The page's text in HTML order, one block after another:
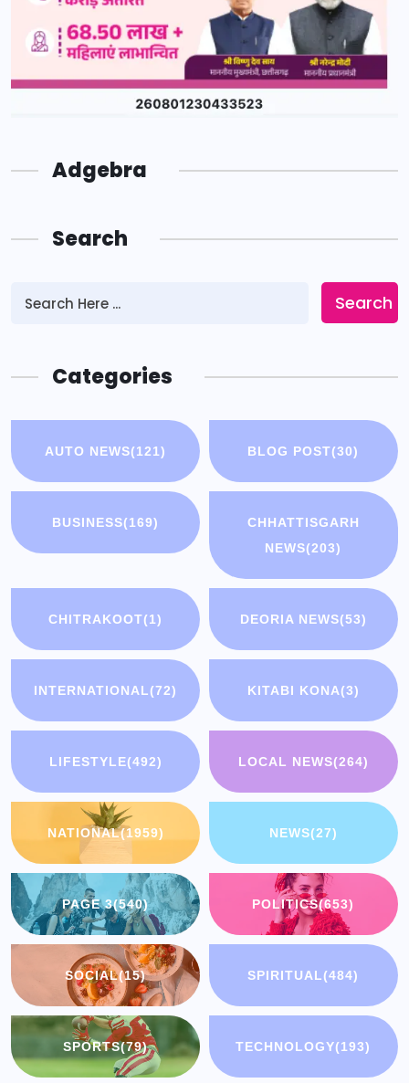
Adgebra
Search
Search
Categories
AUTO NEWS(121) BLOG POST(30)
BUSINESS(169)
CHHATTISGARH
NEWS(203)
CHITRAKOOT(1) DEORIA NEWS(53)
INTERNATIONAL(72) KITABI KONA(3)
LIFESTYLE(492) LOCAL NEWS(264)
NATIONAL(1959) NEWS(27)
PAGE 3(540) POLITICS(653)
SOCIAL(15) SPIRITUAL(484)
SPORTS(79) TECHNOLOGY(193)